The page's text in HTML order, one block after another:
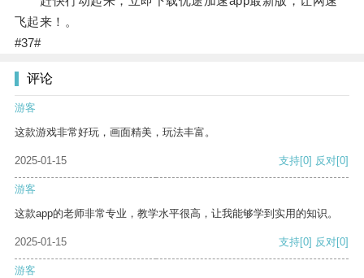
飞起来！。
#37#
评论
游客
这款游戏非常好玩，画面精美，玩法丰富。
2025-01-15 支持[0] 反对[0]
游客
这款app的老师非常专业，教学水平很高，让我能够学到实用的知识。
2025-01-15 支持[0] 反对[0]
游客